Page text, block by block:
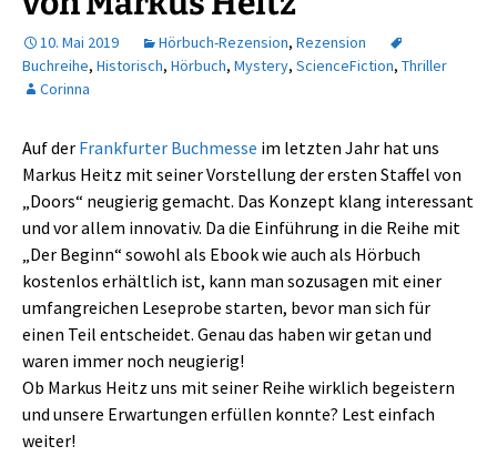
10. Mai 2019 Hörbuch-Rezension, Rezension
Buchreihe, Historisch, Hörbuch, Mystery, ScienceFiction, Thriller
Corinna
Auf der Frankfurter Buchmesse im letzten Jahr hat uns
Markus Heitz mit seiner Vorstellung der ersten Staffel von
„Doors“ neugierig gemacht. Das Konzept klang interessant
und vor allem innovativ. Da die Einführung in die Reihe mit
„Der Beginn“ sowohl als Ebook wie auch als Hörbuch
kostenlos erhältlich ist, kann man sozusagen mit einer
umfangreichen Leseprobe starten, bevor man sich für
einen Teil entscheidet. Genau das haben wir getan und
waren immer noch neugierig!
Ob Markus Heitz uns mit seiner Reihe wirklich begeistern
und unsere Erwartungen erfüllen konnte? Lest einfach
weiter!